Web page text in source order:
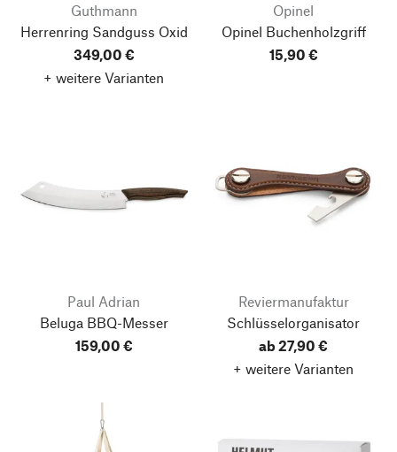
Guthmann
Herrenring Sandguss Oxid
349,00 €
+ weitere Varianten
Opinel
Opinel Buchenholzgriff
15,90 €
Paul Adrian
Beluga BBQ-Messer
159,00 €
Reviermanufaktur
Schlüsselorganisator
ab 27,90 €
+ weitere Varianten